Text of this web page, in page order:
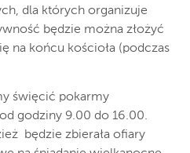
dla których organizuje
będzie można złożyć
na końcu kościoła (podczas
święcić pokarmy
godziny 9.00 do 16.00.
będzie zbierała ofiary